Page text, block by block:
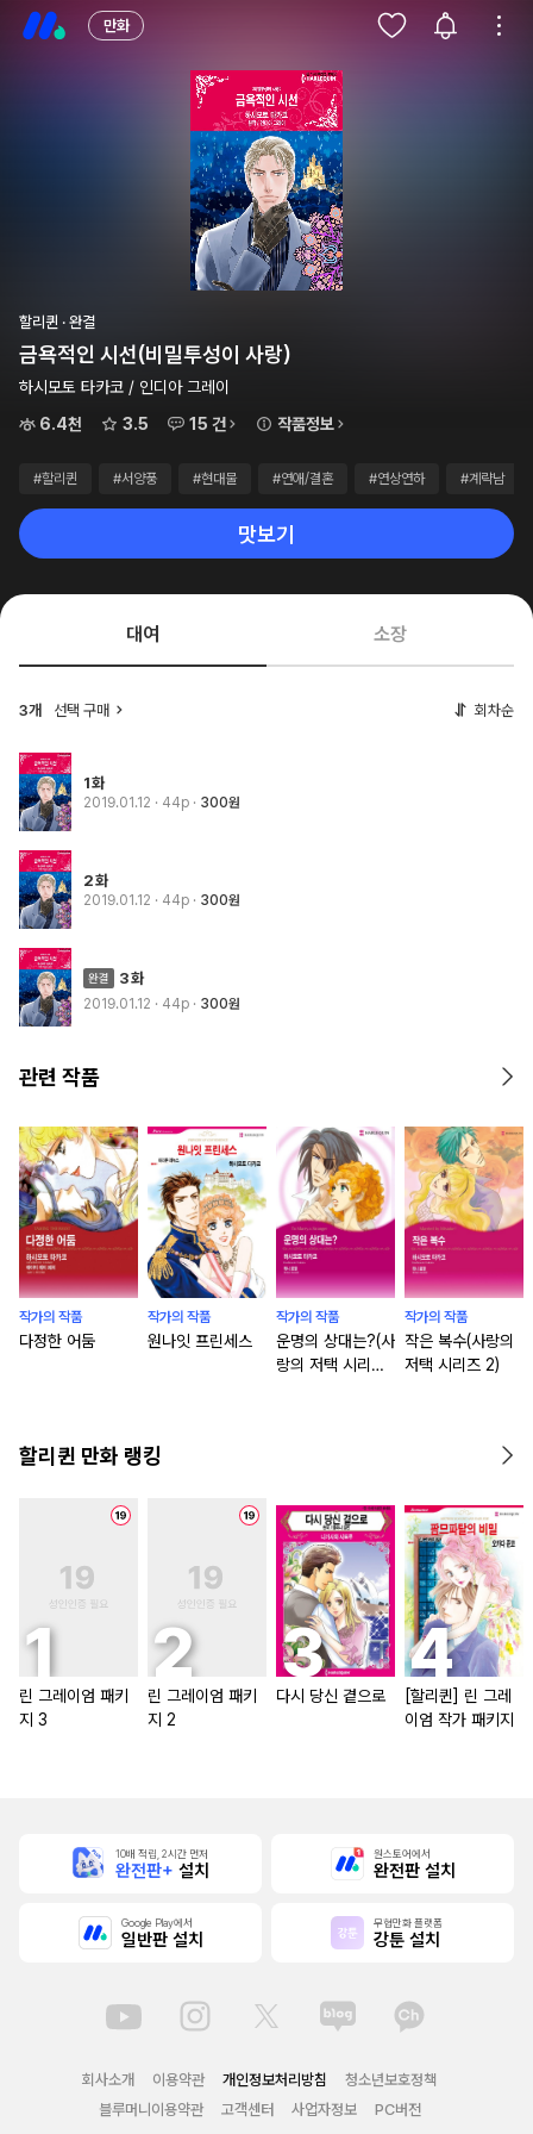
만화
할리퀸 · 완결
금욕적인 시선(비밀투성이 사랑)
하시모토 타카코 / 인디아 그레이
6.4천
3.5 15 건 작품정보
#할리퀸 #서양풍 #현대물 #연애/결혼 #연상연하 #계략남
맛보기
대여 소장
3개 선택 구매 회차순
1화
2019.01.12 · 44p 300원
2화
2019.01.12 · 44p 300원
3화
2019.01.12 · 44p 300원
관련 작품
작가의 작품
다정한 어둠
작가의 작품
원나잇 프린세스
작가의 작품
운명의 상대는?(사
랑의 저택 시리즈
작가의 작품
작은 복수(사랑의
저택 시리즈 2)
할리퀸 만화 랭킹
린 그레이엄 패키
지 3
린 그레이엄 패키
지 2
다시 당신 곁으로
[할리퀸] 린 그레
이엄 작가 패키지
10배 적립, 2시간 먼저
완전판+ 설치
원스토어에서
완전판 설치
Google Play에서
일반판 설치
무협만화 플랫폼
강툰 설치
회사소개 이용약관 개인정보처리방침
청소년보호정책
블루머니이용약관
고객센터 사업자정보 PC버전